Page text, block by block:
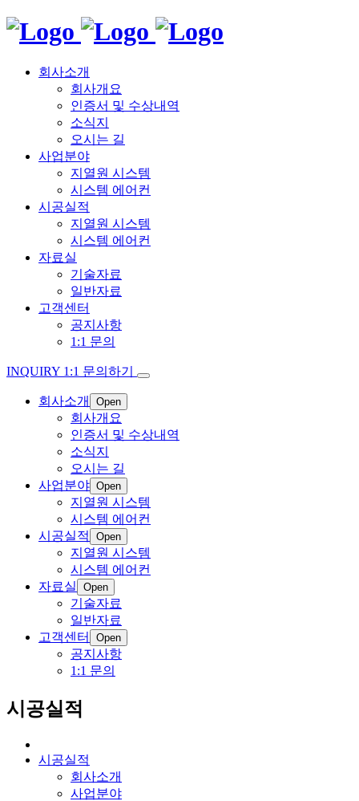
회사소개
회사개요
인증서 및 수상내역
소식지
오시는 길
사업분야
지열원 시스템
시스템 에어컨
시공실적
지열원 시스템
시스템 에어컨
자료실
기술자료
일반자료
고객센터
공지사항
1:1 문의
INQUIRY 1:1 문의하기
회사소개 Open
회사개요
인증서 및 수상내역
소식지
오시는 길
사업분야 Open
지열원 시스템
시스템 에어컨
시공실적
Open
지열원 시스템
시스템 에어컨
자료실
Open
기술자료
일반자료
고객센터
Open
공지사항
1:1 문의
시공실적
시공실적
회사소개
사업분야